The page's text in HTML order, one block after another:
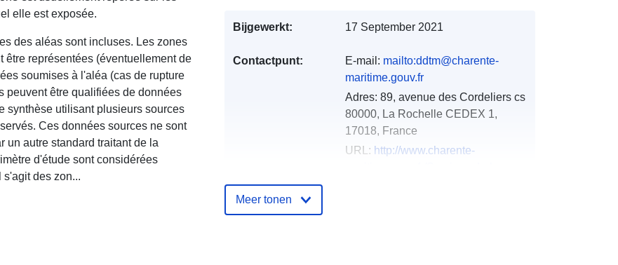
elle est exposée.
des aléas sont incluses. Les zones
être représentées (éventuellement de
soumises à l'aléa (cas de rupture
peuvent être qualifiées de données
synthèse utilisant plusieurs sources
Ces données sources ne sont
un autre standard traitant de la
d'étude sont considérées
des zon...
Bijgewerkt: 17 September 2021
Contactpunt: E-mail: mailto:ddtm@charente-
maritime.gouv.fr
Adres: 89, avenue des Cordeliers cs
80000, La Rochelle CEDEX 1,
17018, France
URL: http://www.charente-
Meer tonen